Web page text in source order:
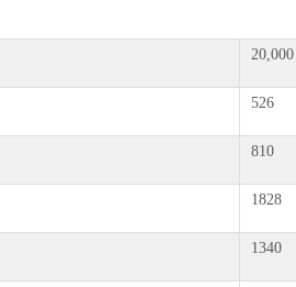
20,000
526
810
1828
1340